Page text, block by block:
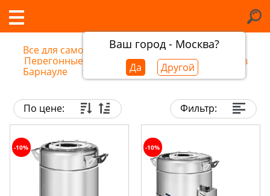
Ваш город - Москва?
Да Другой
Все для самогоноварения/
Перегонные кубы для самогонных аппаратов в
Барнауле
По цене: Фильтр:
-10% -10%